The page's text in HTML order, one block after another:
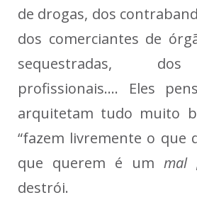
de drogas, dos
dos comerciantes de
sequestradas,
profissionais…. Eles
arquitetam tudo muito
“fazem livremente o que
que querem é um mal,
destrói.